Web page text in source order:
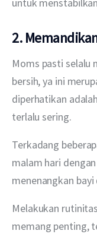
2.
Moms pasti selalu
bersih, ya ini
diperhatikan
terlalu sering.
Terkadang
malam hari
menenangkan
Melakukan
memang penting,